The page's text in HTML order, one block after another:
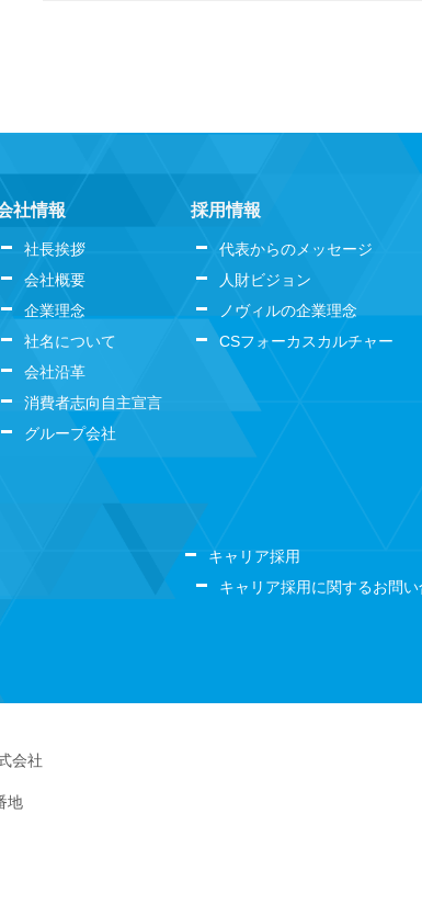
社情報
社長挨拶
会社概要
企業理念
社名について
会社沿革
消費者志向自主宣言
グループ会社
採用情報
代表からのメッセージ
人財ビジョン
ノヴィルの企業理念
CSフォーカスカルチャー
キャリア採用
キャリア採用に関するお問
会社
地